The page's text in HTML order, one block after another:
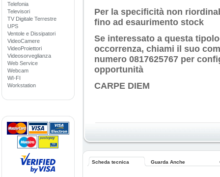
Telefonia
Televisori
TV Digitale Terrestre
UPS
Ventole e Dissipatori
VideoCamere
VideoProiettori
Videosorveglianza
Web Service
Webcam
WI-FI
Workstation
Per la specificità non
fino ad esaurimento stock
Se interessato a questa
occorrenza, chiami il suo
numero 0817625767per
opportunità
CARPE DIEM
Scheda tecnica Guarda Anche